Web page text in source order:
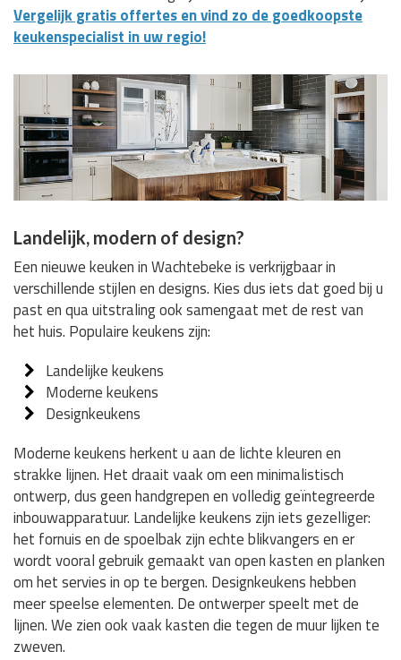
Vergelijk gratis offertes en vind zo de goedkoopste
keukenspecialist in uw regio!
Landelijk, modern of design?
Een nieuwe keuken in Wachtebeke is verkrijgbaar in
verschillende stijlen en designs. Kies dus iets dat goed bij u
past en qua uitstraling ook samengaat met de rest van
het huis. Populaire keukens zijn:
Landelijke keukens
Moderne keukens
Designkeukens
Moderne keukens herkent u aan de lichte kleuren en
strakke lijnen. Het draait vaak om een minimalistisch
ontwerp, dus geen handgrepen en volledig geïntegreerde
inbouwapparatuur. Landelijke keukens zijn iets gezelliger:
het fornuis en de spoelbak zijn echte blikvangers en er
wordt vooral gebruik gemaakt van open kasten en planken
om het servies in op te bergen. Designkeukens hebben
meer speelse elementen. De ontwerper speelt met de
lijnen. We zien ook vaak kasten die tegen de muur lijken te
zweven.